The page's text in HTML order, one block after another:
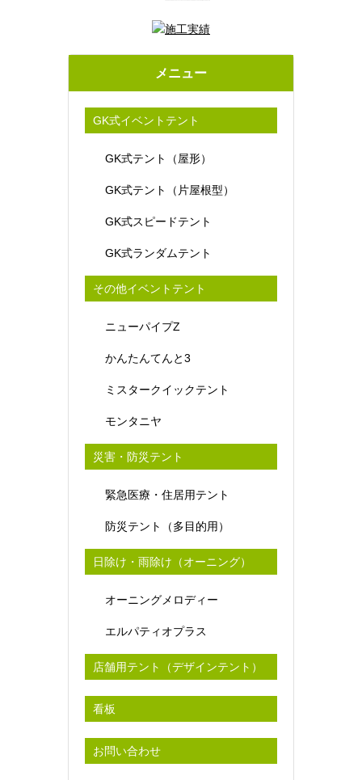
メニュー
GK式イベントテント
GK式テント（屋形）
GK式テント（片屋根型）
GK式スピードテント
GK式ランダムテント
その他イベントテント
ニューパイプZ
かんたんてんと3
ミスタークイックテント
モンタニヤ
災害・防災テント
緊急医療・住居用テント
防災テント（多目的用）
日除け・雨除け（オーニング）
オーニングメロディー
エルパティオプラス
店舗用テント（デザインテント）
看板
お問い合わせ